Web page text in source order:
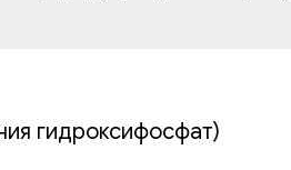
гидроксифосфат)